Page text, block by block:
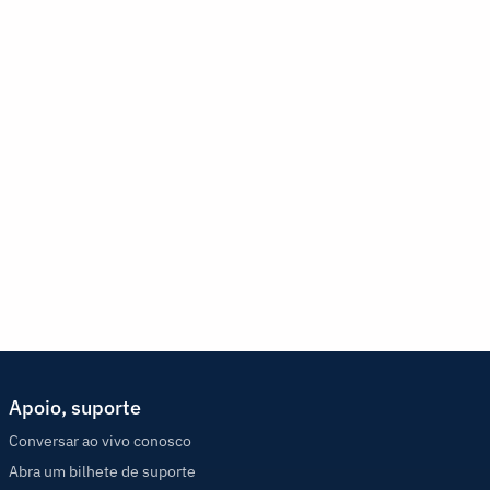
Apoio, suporte
Conversar ao vivo conosco
Abra um bilhete de suporte